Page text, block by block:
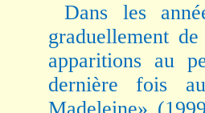
Dans les
graduellement
apparitions au
dernière fois